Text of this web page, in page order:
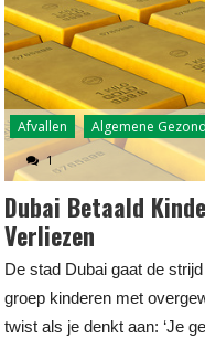
Afvallen Algemene
1
Dubai Betaald
Verliezen
De stad Dubai gaat de
groep kinderen met
twist als je denkt aan: ‘Je